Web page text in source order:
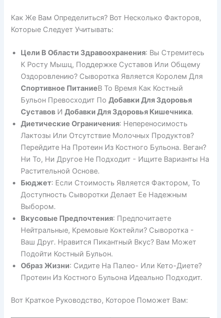
Как Же Вам Определиться? Вот Несколько Факторов,
Которые Следует Учитывать:
Цели В Области Здравоохранения: Вы Стремитесь
К Росту Мышц, Поддержке Суставов Или Общему
Оздоровлению? Сыворотка Является Королем Для
Спортивное ПитаниеВ То Время Как Костный
Бульон Превосходит ПоДобавки Для Здоровья
Суставов ИДобавки Для Здоровья Кишечника.
Диетические Ограничения: Непереносимость
Лактозы Или Отсутствие Молочных Продуктов?
Перейдите На Протеин Из Костного Бульона. Веган?
Ни То, Ни Другое Не Подходит - Ищите Варианты На
Растительной Основе.
Бюджет: Если Стоимость Является Фактором, То
Доступность Сыворотки Делает Ее Надежным
Выбором.
Вкусовые Предпочтения: Предпочитаете
Нейтральные, Кремовые Коктейли? Сыворотка -
Ваш Друг. Нравится Пикантный Вкус? Вам Может
Подойти Костный Бульон.
Образ Жизни: Сидите На Палео- Или Кето-Диете?
Протеин Из Костного Бульона Идеально Подходит.
Вот Краткое Руководство, Которое Поможет Вам: